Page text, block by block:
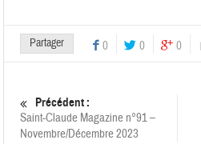
Partager 0 0 0
Précédent :
Saint-Claude Magazine n°91 –
Novembre/Décembre 2023